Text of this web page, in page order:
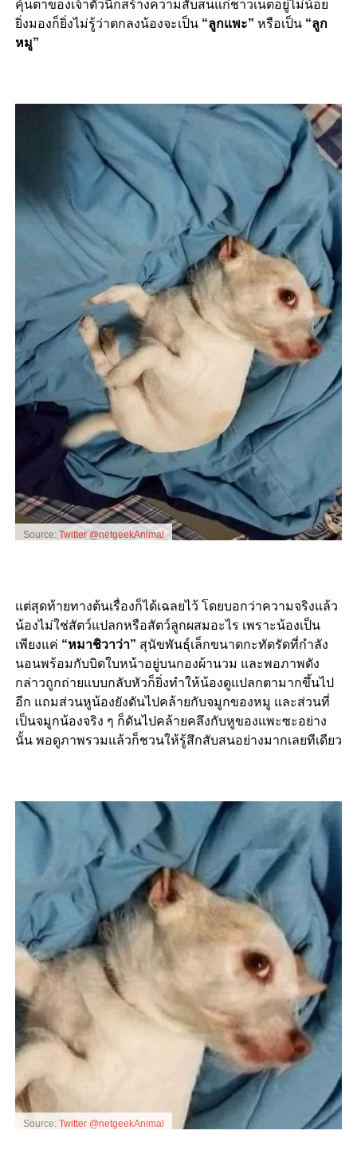
คุ้นตาของเจ้าตัวนี้ก็สร้างความสับสนแก่ชาวเน็ตอยู่ไม่น้อย
ยิ่งมองก็ยิ่งไม่รู้ว่าตกลงน้องจะเป็น “ลูกแพะ” หรือเป็น “ลูก
หมู”
Source: Twitter @netgeekAnimal
แต่สุดท้ายทางต้นเรื่องก็ได้เฉลยไว้ โดยบอกว่าความจริงแล้ว
น้องไม่ใช่สัตว์แปลกหรือสัตว์ลูกผสมอะไร เพราะน้องเป็น
เพียงแค่ “หมาชิวาว่า” สุนัขพันธุ์เล็กขนาดกะทัดรัดที่กำลัง
นอนพร้อมกับบิดใบหน้าอยู่บนกองผ้านวม และพอภาพดัง
กล่าวถูกถ่ายแบบกลับหัวก็ยิ่งทำให้น้องดูแปลกตามากขึ้นไป
อีก แถมส่วนหูน้องยังดันไปคล้ายกับจมูกของหมู และส่วนที่
เป็นจมูกน้องจริง ๆ ก็ดันไปคล้ายคลึงกับหูของแพะซะอย่าง
นั้น พอดูภาพรวมแล้วก็ชวนให้รู้สึกสับสนอย่างมากเลยทีเดียว
Source: Twitter @netgeekAnimal